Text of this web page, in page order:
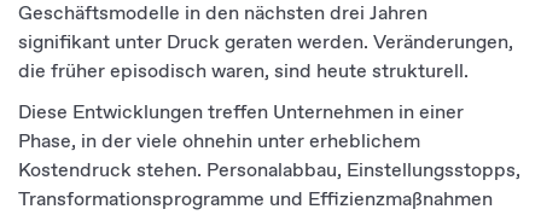
Geschäftsmodelle in den nächsten drei Jahren
signifikant unter Druck geraten werden. Veränderungen,
die früher episodisch waren, sind heute strukturell.
Diese Entwicklungen treffen Unternehmen in einer
Phase, in der viele ohnehin unter erheblichem
Kostendruck stehen. Personalabbau, Einstellungsstopps,
Transformationsprogramme und Effizienzmaßnahmen